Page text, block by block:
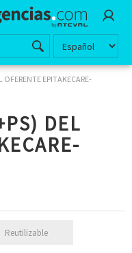
EPITAKECARE-
DEL
Reutilizable